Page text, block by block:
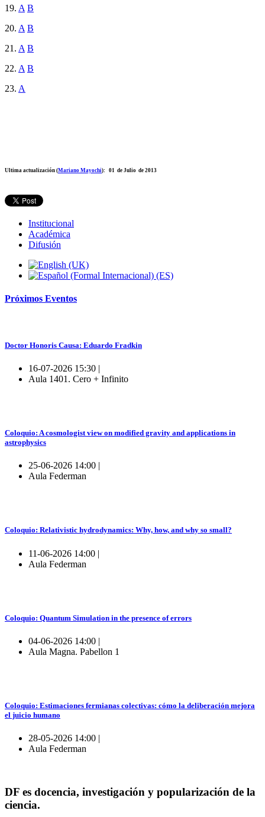
19. A B
20. A B
21. A B
22. A B
23. A
Ultima actualización (Mariano Mayochi): 01 de Julio de 2013
Institucional
Académica
Difusión
Próximos Eventos
Doctor Honoris Causa: Eduardo Fradkin
16-07-2026 15:30 |
Aula 1401. Cero + Infinito
Coloquio: A cosmologist view on modified gravity and applications in
astrophysics
25-06-2026 14:00 |
Aula Federman
Coloquio: Relativistic hydrodynamics: Why, how, and why so small?
11-06-2026 14:00 |
Aula Federman
Coloquio: Quantum Simulation in the presence of errors
04-06-2026 14:00 |
Aula Magna. Pabellon 1
Coloquio: Estimaciones fermianas colectivas: cómo la deliberación mejora
el juicio humano
28-05-2026 14:00 |
Aula Federman
DF es docencia, investigación y popularización de la
ciencia.